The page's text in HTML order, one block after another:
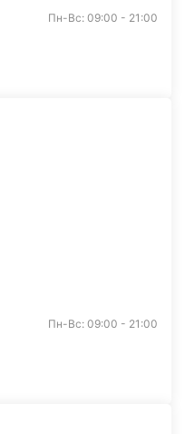
Пн-Вс: 09:00 - 21:00
Пн-Вс: 09:00 - 21:00